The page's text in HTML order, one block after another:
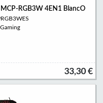
RGB3W 4EN1 BlancO
33,30 €